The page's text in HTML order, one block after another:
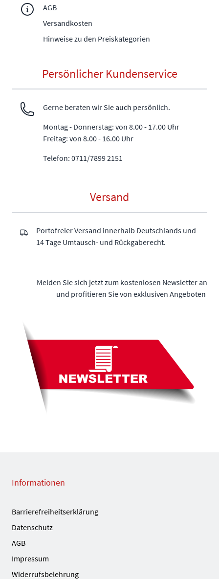
AGB
Versandkosten
Hinweise zu den Preiskategorien
Persönlicher Kundenservice
Gerne beraten wir Sie auch persönlich.
Montag - Donnerstag: von 8.00 - 17.00 Uhr
Freitag: von 8.00 - 16.00 Uhr
Telefon: 0711/7899 2151
Versand
Portofreier Versand innerhalb Deutschlands und
14 Tage Umtausch- und Rückgaberecht.
Melden Sie sich jetzt zum kostenlosen Newsletter an
und profitieren Sie von exklusiven Angeboten
Informationen
Barrierefreiheitserklärung
Datenschutz
AGB
Impressum
Widerrufsbelehrung